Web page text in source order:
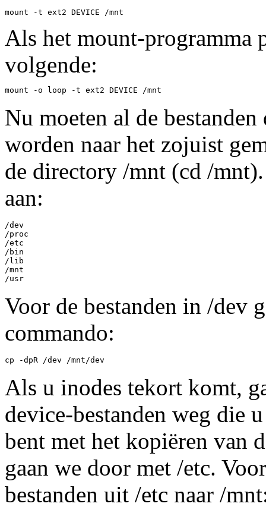
mount -t ext2 DEVICE /mnt
Als het mount-programma
volgende:
mount -o loop -t ext2 DEVICE /mnt
Nu moeten al de
worden naar het zojuist
de directory /mnt (cd /
aan:
/dev
/proc
/etc
/bin
/lib
/mnt
Voor de bestanden in /dev
commando:
cp -dpR /dev /mnt/dev
Als u inodes tekort komt,
device-bestanden weg die
bent met het kopiëren van
gaan we door met /etc.
bestanden uit /etc naar /